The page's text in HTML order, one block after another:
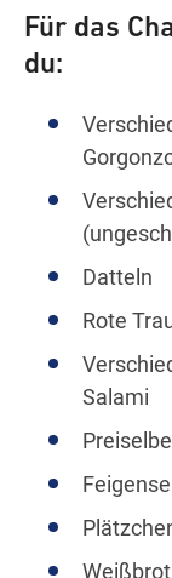
Für das
du:
Datteln
Rote
Salami
Weißbrot